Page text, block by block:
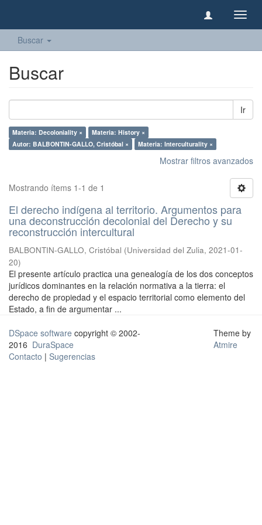
Buscar
Buscar
Ir
Materia: Decoloniality ×
Materia: History ×
Autor: BALBONTIN-GALLO, Cristóbal ×
Materia: Interculturality ×
Mostrar filtros avanzados
Mostrando ítems 1-1 de 1
El derecho indígena al territorio. Argumentos para
una deconstrucción decolonial del Derecho y su
reconstrucción intercultural
BALBONTIN-GALLO, Cristóbal (Universidad del Zulia, 2021-01-
20)
El presente artículo practica una genealogía de los dos conceptos
jurídicos dominantes en la relación normativa a la tierra: el
derecho de propiedad y el espacio territorial como elemento del
Estado, a fin de argumentar ...
DSpace software copyright © 2002-
2016 DuraSpace
Contacto | Sugerencias
Theme by
Atmire